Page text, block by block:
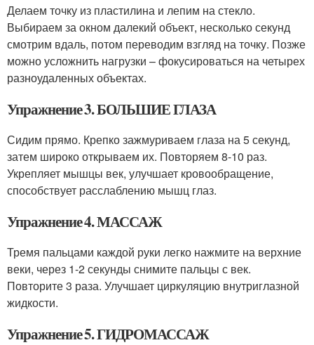
Делаем точку из пластилина и лепим на стекло.
Выбираем за окном далекий объект, несколько секунд
смотрим вдаль, потом переводим взгляд на точку. Позже
можно усложнить нагрузки – фокусироваться на четырех
разноудаленных объектах.
Упражнение 3. БОЛЬШИЕ ГЛАЗА
Сидим прямо. Крепко зажмуриваем глаза на 5 секунд,
затем широко открываем их. Повторяем 8-10 раз.
Укрепляет мышцы век, улучшает кровообращение,
способствует расслаблению мышц глаз.
Упражнение 4. МАССАЖ
Тремя пальцами каждой руки легко нажмите на верхние
веки, через 1-2 секунды снимите пальцы с век.
Повторите 3 раза. Улучшает циркуляцию внутриглазной
жидкости.
Упражнение 5. ГИДРОМАССАЖ